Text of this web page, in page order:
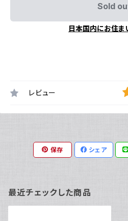
Sold
日本国内にお住ま
レビュー
保存 シェア
最近チェックした商品